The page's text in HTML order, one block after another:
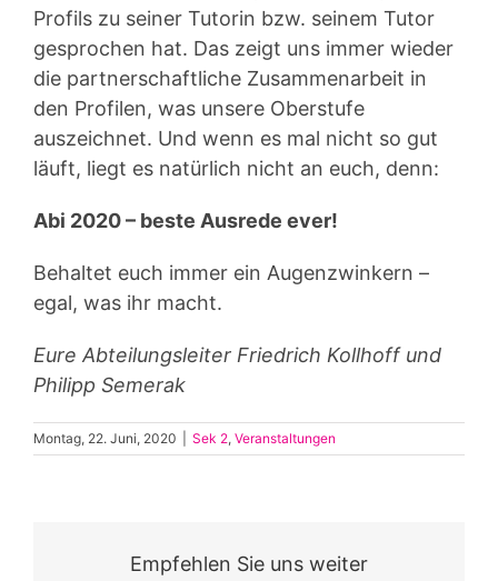
Profils zu seiner Tutorin bzw. seinem Tutor
gesprochen hat. Das zeigt uns immer wieder
die partnerschaftliche Zusammenarbeit in
den Profilen, was unsere Oberstufe
auszeichnet. Und wenn es mal nicht so gut
läuft, liegt es natürlich nicht an euch, denn:
Abi 2020 – beste Ausrede ever!
Behaltet euch immer ein Augenzwinkern –
egal, was ihr macht.
Eure Abteilungsleiter Friedrich Kollhoff und
Philipp Semerak
Montag, 22. Juni, 2020 Sek 2, Veranstaltungen
Empfehlen Sie uns weiter